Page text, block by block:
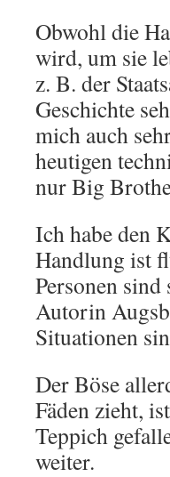
Obwohl die
wird, um sie
z. B. der
Geschichte
mich auch
heutigen
nur Big
Ich habe den
Handlung ist
Personen
Autorin
Situationen
Der Böse
Fäden zieht,
Teppich
weiter.